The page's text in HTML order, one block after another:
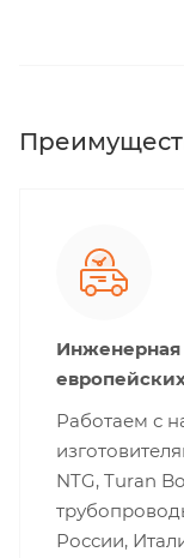
Инженерная
Работаем с
NTG, Turan
России,